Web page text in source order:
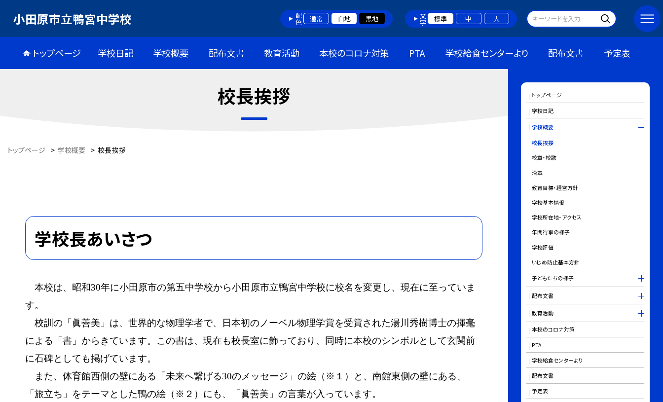
小田原市立鴨宮中学校 配色 通常 白地 黒地 文字 標準 中 大
トップページ 学校日記 学校概要 配布文書 教育活動 本校のコロナ対策 PTA 学校給食センターより 配布文書 予定表
校長挨拶
トップページ > 学校概要 > 校長挨拶
学校長あいさつ
本校は、昭和30年に小田原市の第五中学校から小田原市立鴨宮中学校に校名を変更し、現在に至っていま
す。
校訓の「眞善美」は、世界的な物理学者で、日本初のノーベル物理学賞を受賞された湯川秀樹博士の揮毫
による「書」からきています。この書は、現在も校長室に飾っており、同時に本校のシンボルとして玄関前
に石碑としても掲げています。
また、体育館西側の壁にある「未来へ繋げる30のメッセージ」の絵（※１）と、南館東側の壁にある、
「旅立ち」をテーマとした鴨の絵（※２）にも、「眞善美」の言葉が入っています。
トップページ
学校日記
学校概要
校長挨拶
校章・校歌
沿革
教育目標・経営方針
学校基本情報
学校所在地・アクセス
年間行事の様子
学校評価
いじめ防止基本方針
子どもたちの様子
配布文書
教育活動
本校のコロナ対策
PTA
学校給食センターより
配布文書
予定表